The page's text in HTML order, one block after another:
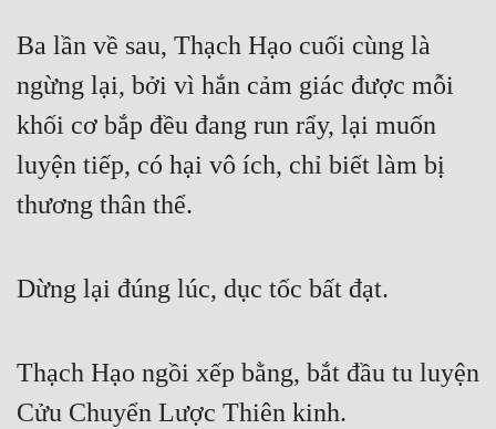
Ba lần về sau, Thạch Hạo cuối cùng là
ngừng lại, bởi vì hắn cảm giác được mỗi
khối cơ bắp đều đang run rẩy, lại muốn
luyện tiếp, có hại vô ích, chỉ biết làm bị
thương thân thể.
Dừng lại đúng lúc, dục tốc bất đạt.
Thạch Hạo ngồi xếp bằng, bắt đầu tu luyện
Cửu Chuyển Lược Thiên kinh.